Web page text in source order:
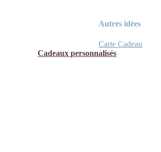
Autres idées
Carte Cadeau
Cadeaux personnalisés